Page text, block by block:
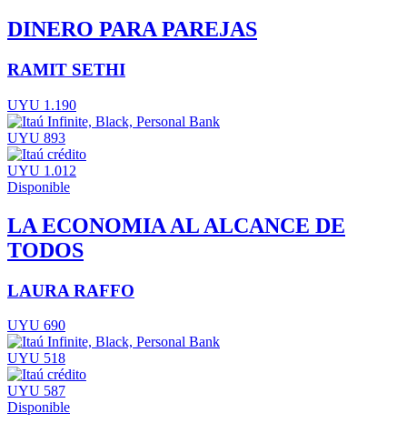
DINERO PARA PAREJAS
RAMIT SETHI
UYU 1.190
UYU 893
UYU 1.012
Disponible
LA ECONOMIA AL ALCANCE DE
TODOS
LAURA RAFFO
UYU 690
UYU 518
UYU 587
Disponible